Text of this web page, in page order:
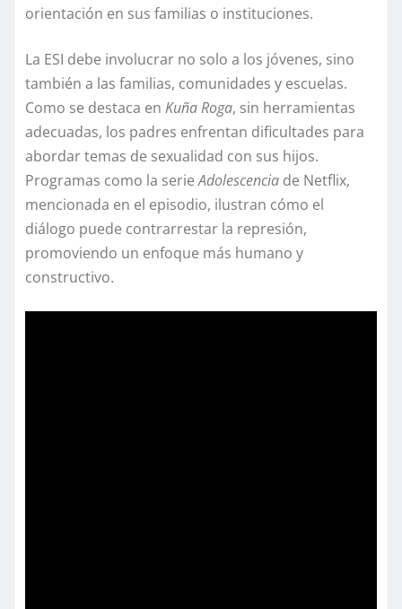
orientación en sus familias o instituciones.
La ESI debe involucrar no solo a los jóvenes, sino
también a las familias, comunidades y escuelas.
Como se destaca en Kuña Roga, sin herramientas
adecuadas, los padres enfrentan dificultades para
abordar temas de sexualidad con sus hijos.
Programas como la serieAdolescencia de Netflix,
mencionada en el episodio, ilustran cómo el
diálogo puede contrarrestar la represión,
promoviendo un enfoque más humano y
constructivo.